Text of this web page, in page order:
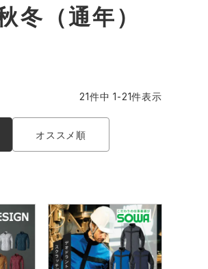
レインウェア・カッパ
手袋ランキング
マック
セロリー 大阪支店
ルメンテ作業服
冬（通年）
オススメ順
21件中 1-21件表示